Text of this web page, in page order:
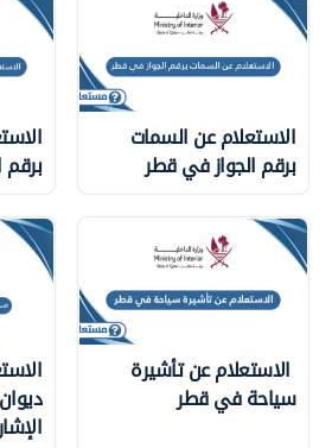
الاستعلام عن السمات
برقم الجواز في قطر
الاستعلام عن تأشيرة
سياحة في قطر